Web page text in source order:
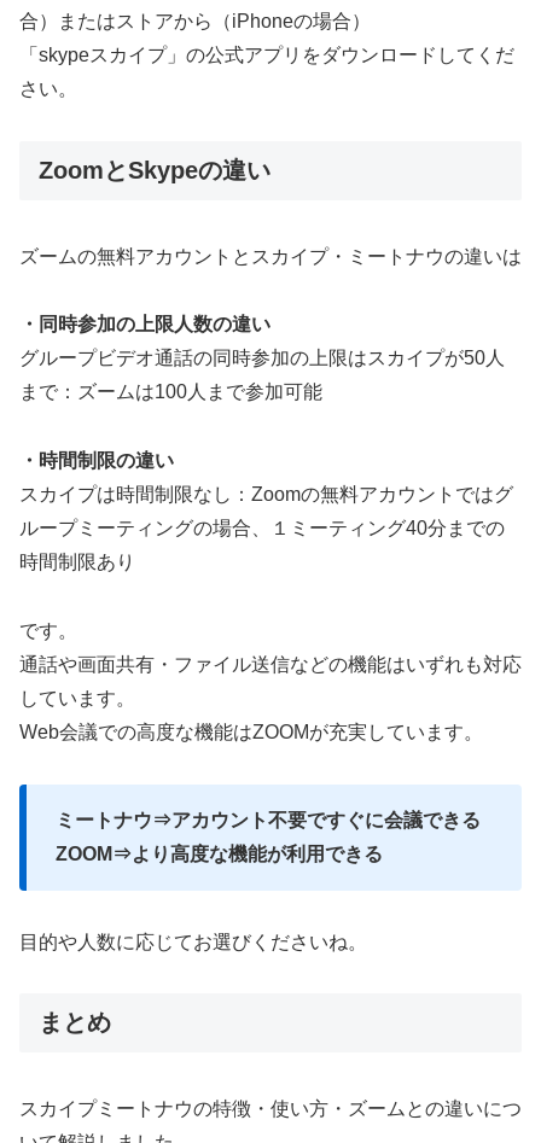
合）またはストアから（iPhoneの場合）
「skypeスカイプ」の公式アプリをダウンロードしてくだ
さい。
ZoomとSkypeの違い
ズームの無料アカウントとスカイプ・ミートナウの違いは
・同時参加の上限人数の違い
グループビデオ通話の同時参加の上限はスカイプが50人
まで：ズームは100人まで参加可能
・時間制限の違い
スカイプは時間制限なし：Zoomの無料アカウントではグ
ループミーティングの場合、１ミーティング40分までの
時間制限あり
です。
通話や画面共有・ファイル送信などの機能はいずれも対応
しています。
Web会議での高度な機能はZOOMが充実しています。
ミートナウ⇒アカウント不要ですぐに会議できる
ZOOM⇒より高度な機能が利用できる
目的や人数に応じてお選びくださいね。
まとめ
スカイプミートナウの特徴・使い方・ズームとの違いにつ